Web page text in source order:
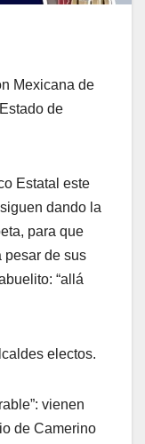
Mexicana de
de
Estatal este
dando la
para que
pesar de sus
“allá
electos.
vienen
de Camerino